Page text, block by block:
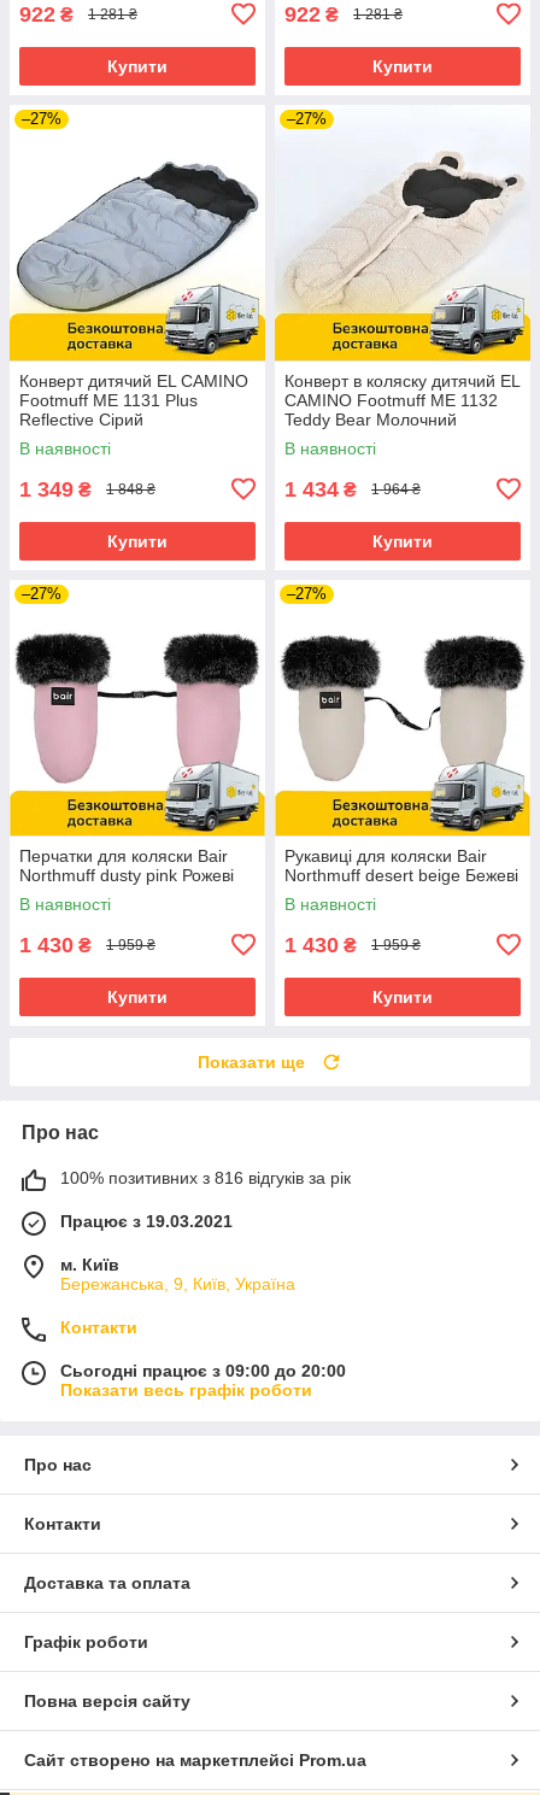
922 ₴ 1 281 ₴
Купити
922 ₴ 1 281 ₴
Купити
–27%
Конверт дитячий EL CAMINO
Footmuff ME 1131 Plus
Reflective Сірий
В наявності
1 349 ₴ 1 848 ₴
Купити
–27%
Конверт в коляску дитячий EL
CAMINO Footmuff ME 1132
Teddy Bear Молочний
В наявності
1 434 ₴ 1 964 ₴
Купити
–27%
Перчатки для коляски Bair
Northmuff dusty pink Рожеві
В наявності
1 430 ₴ 1 959 ₴
Купити
–27%
Рукавиці для коляски Bair
Northmuff desert beige Бежеві
В наявності
1 430 ₴ 1 959 ₴
Купити
Показати ще
Про нас
100% позитивних з 816 відгуків за рік
Працює з 19.03.2021
м. Київ
Бережанська, 9, Київ, Україна
Контакти
Сьогодні працює з 09:00 до 20:00
Показати весь графік роботи
Про нас
Контакти
Доставка та оплата
Графік роботи
Повна версія сайту
Сайт створено на маркетплейсі Prom.ua